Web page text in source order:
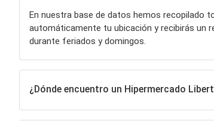
En nuestra base de datos hemos recopilado
automáticamente tu ubicación y recibirás un
durante feriados y domingos.
¿Dónde encuentro un Hipermercado